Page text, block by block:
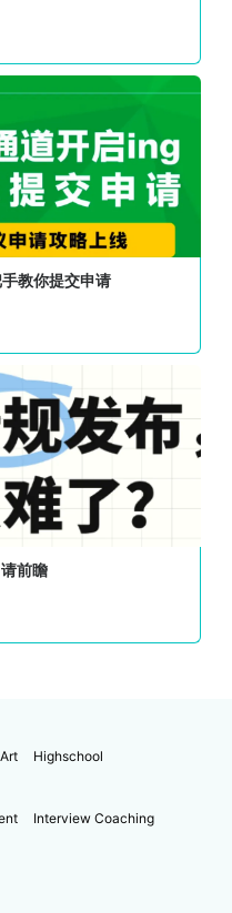
教你提交申请
前瞻
Art Highschool
Interview Coaching